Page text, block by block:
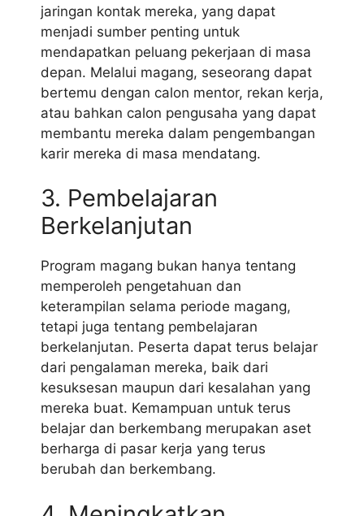
jaringan kontak mereka, yang dapat
menjadi sumber penting untuk
mendapatkan peluang pekerjaan di masa
depan. Melalui magang, seseorang dapat
bertemu dengan calon mentor, rekan kerja,
atau bahkan calon pengusaha yang dapat
membantu mereka dalam pengembangan
karir mereka di masa mendatang.
3. Pembelajaran
Berkelanjutan
Program magang bukan hanya tentang
memperoleh pengetahuan dan
keterampilan selama periode magang,
tetapi juga tentang pembelajaran
berkelanjutan. Peserta dapat terus belajar
dari pengalaman mereka, baik dari
kesuksesan maupun dari kesalahan yang
mereka buat. Kemampuan untuk terus
belajar dan berkembang merupakan aset
berharga di pasar kerja yang terus
berubah dan berkembang.